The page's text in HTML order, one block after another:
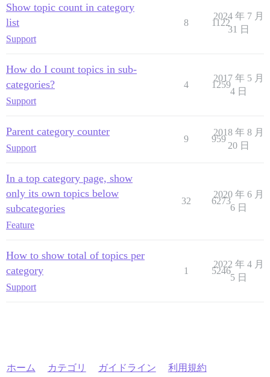
Show topic count in category
list
Support
8 1122
2024 年 7 月
31 日
How do I count topics in sub-
categories?
Support
4 1259
2017 年 5 月
4 日
Parent category counter
Support
9 959
2018 年 8 月
20 日
In a top category page, show
only its own topics below
subcategories
Feature
32 6273
2020 年 6 月
6 日
How to show total of topics per
category
Support
1 5246
2022 年 4 月
5 日
ホーム カテゴリ ガイドライン 利用規約